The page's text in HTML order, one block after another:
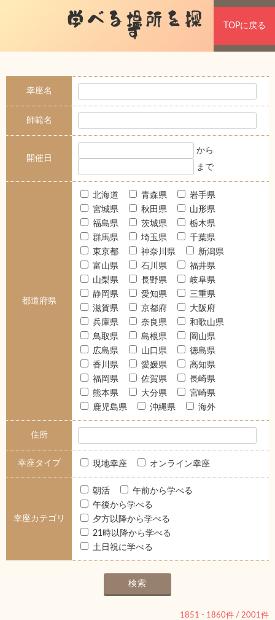
学べる場所を探
す TOPに戻る
幸座名
師範名
開催日
から
まで
都道府県
北海道 青森県
岩手県
宮城県
秋田県
山形県
福島県
茨城県
栃木県
群馬県
埼玉県
千葉県
東京都
神奈川県
新潟県
富山県
石川県
福井県
山梨県
長野県
岐阜県
静岡県
愛知県
三重県
滋賀県
京都府
大阪府
兵庫県
奈良県
和歌山県
鳥取県
島根県
岡山県
広島県
山口県
徳島県
香川県
愛媛県
高知県
福岡県
佐賀県
長崎県
熊本県
大分県
宮崎県
鹿児島県
沖縄県 海外
住所
幸座タイプ 現地幸座 オンライン幸座
幸座カテゴリ
朝活
午前から学べる
午後から学べる
夕方以降から学べる
21時以降から学べる
土日祝に学べる
1851 - 1860件 / 2001件